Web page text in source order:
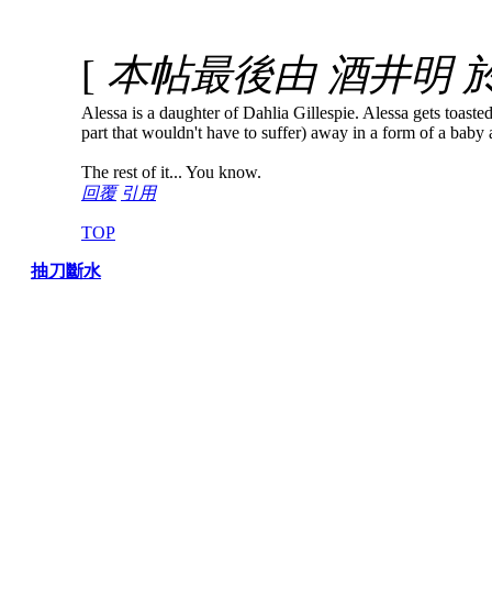
[ 本帖最後由 酒井明
Alessa is a daughter of Dahlia Gillespie. Alessa gets
part that wouldn't have to suffer) away in a form of a
The rest of it... You know.
回覆 引用
TOP
抽刀斷水